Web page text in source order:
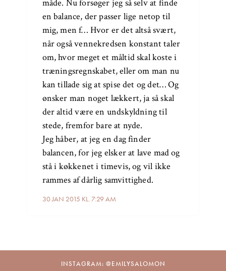
30 JAN 2015 KL. 7:29 AM
måde. Nu forsøger jeg så selv at finde
en balance, der passer lige netop til
mig, men f… Hvor er det altså svært,
når også vennekredsen konstant taler
om, hvor meget et måltid skal koste i
træningsregnskabet, eller om man nu
kan tillade sig at spise det og det… Og
ønsker man noget lækkert, ja så skal
der altid være en undskyldning til
stede, fremfor bare at nyde.
Jeg håber, at jeg en dag finder
balancen, for jeg elsker at lave mad og
stå i køkkenet i timevis, og vil ikke
rammes af dårlig samvittighed.
INSTAGRAM: @EMILYSALOMON